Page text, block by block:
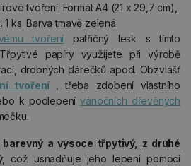
tvoření. Formát A4 (21 x 29,7 cm),
ks. Barva tmavě zelená.
tvoření patřičný lesk s tímto
papíry využijete při výrobě
drobných dárečků apod. Obzvlášť
tvoření
, třeba zdobení vlastního
k podlepenívánočních dřevěných
a vysoce třpytivý, z druhé
, což usnadňuje jeho lepení pomocí